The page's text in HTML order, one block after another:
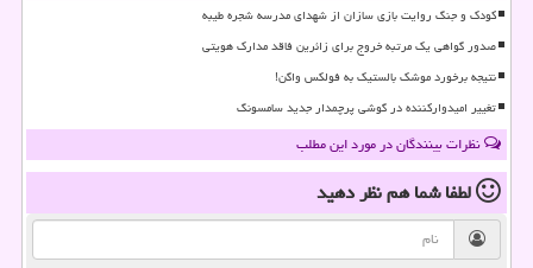
کودک و جنگ روایت بازی سازان از شهدای مدرسه شجره طیبه
صدور گواهی یک مرتبه خروج برای زائرین فاقد مدارک هویتی
نتیجه برخورد موشک بالستیک به فولکس واگن!
تغییر امیدوارکننده در گوشی پرچمدار جدید سامسونگ
نظرات بینندگان در مورد این مطلب
لطفا شما همنظر دهید